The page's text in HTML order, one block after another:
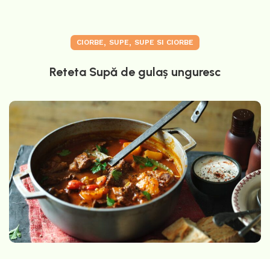
CIORBE, SUPE, SUPE SI CIORBE
Reteta Supă de gulaș unguresc